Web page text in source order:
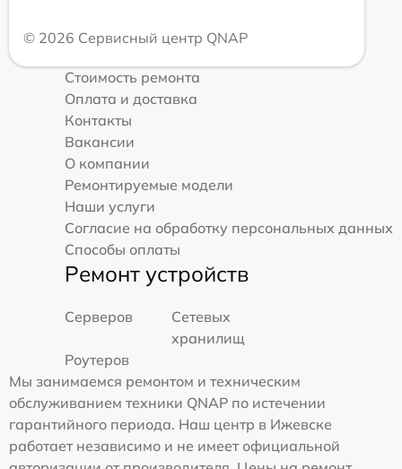
© 2026 Сервисный центр QNAP
Стоимость ремонта
Оплата и доставка
Контакты
Вакансии
О компании
Ремонтируемые модели
Наши услуги
Согласие на обработку персональных данных
Способы оплаты
Ремонт устройств
Серверов
Сетевых
хранилищ
Роутеров
Мы занимаемся ремонтом и техническим
обслуживанием техники QNAP по истечении
гарантийного периода. Наш центр в Ижевске
работает независимо и не имеет официальной